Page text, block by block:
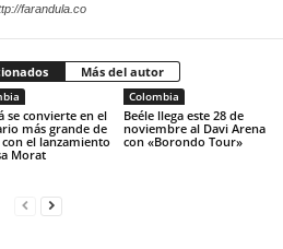
farandula.co
Más del autor
se convierte en el
más grande de
el lanzamiento
Morat
Colombia
Beéle llega este 28 de
noviembre al Davi Arena
con «Borondo Tour»